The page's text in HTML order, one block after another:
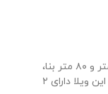
خرید ویلا دوبلکس، با زمینی به مساحت ۲۲۰ متر و ۸۰ متر بنا،
ویلا دارای ۲